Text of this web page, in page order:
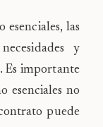
esenciales, las
y
Es importante
esenciales no
puede